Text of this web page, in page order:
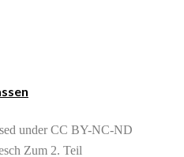
under CC BY-NC-ND
Zum 2. Teil